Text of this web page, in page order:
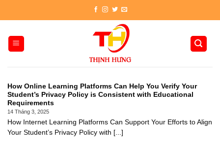
How Online Learning Platforms Can Help You Verify Your
Student’s Privacy Policy is Consistent with Educational
Requirements
14 Tháng 3, 2025
How Internet Learning Platforms Can Support Your Efforts to Align
Your Student’s Privacy Policy with [...]